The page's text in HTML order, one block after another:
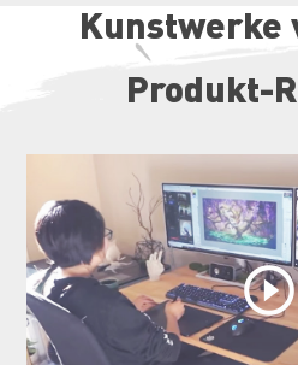
Kunstwerke
Produkt-
play_circle_outline